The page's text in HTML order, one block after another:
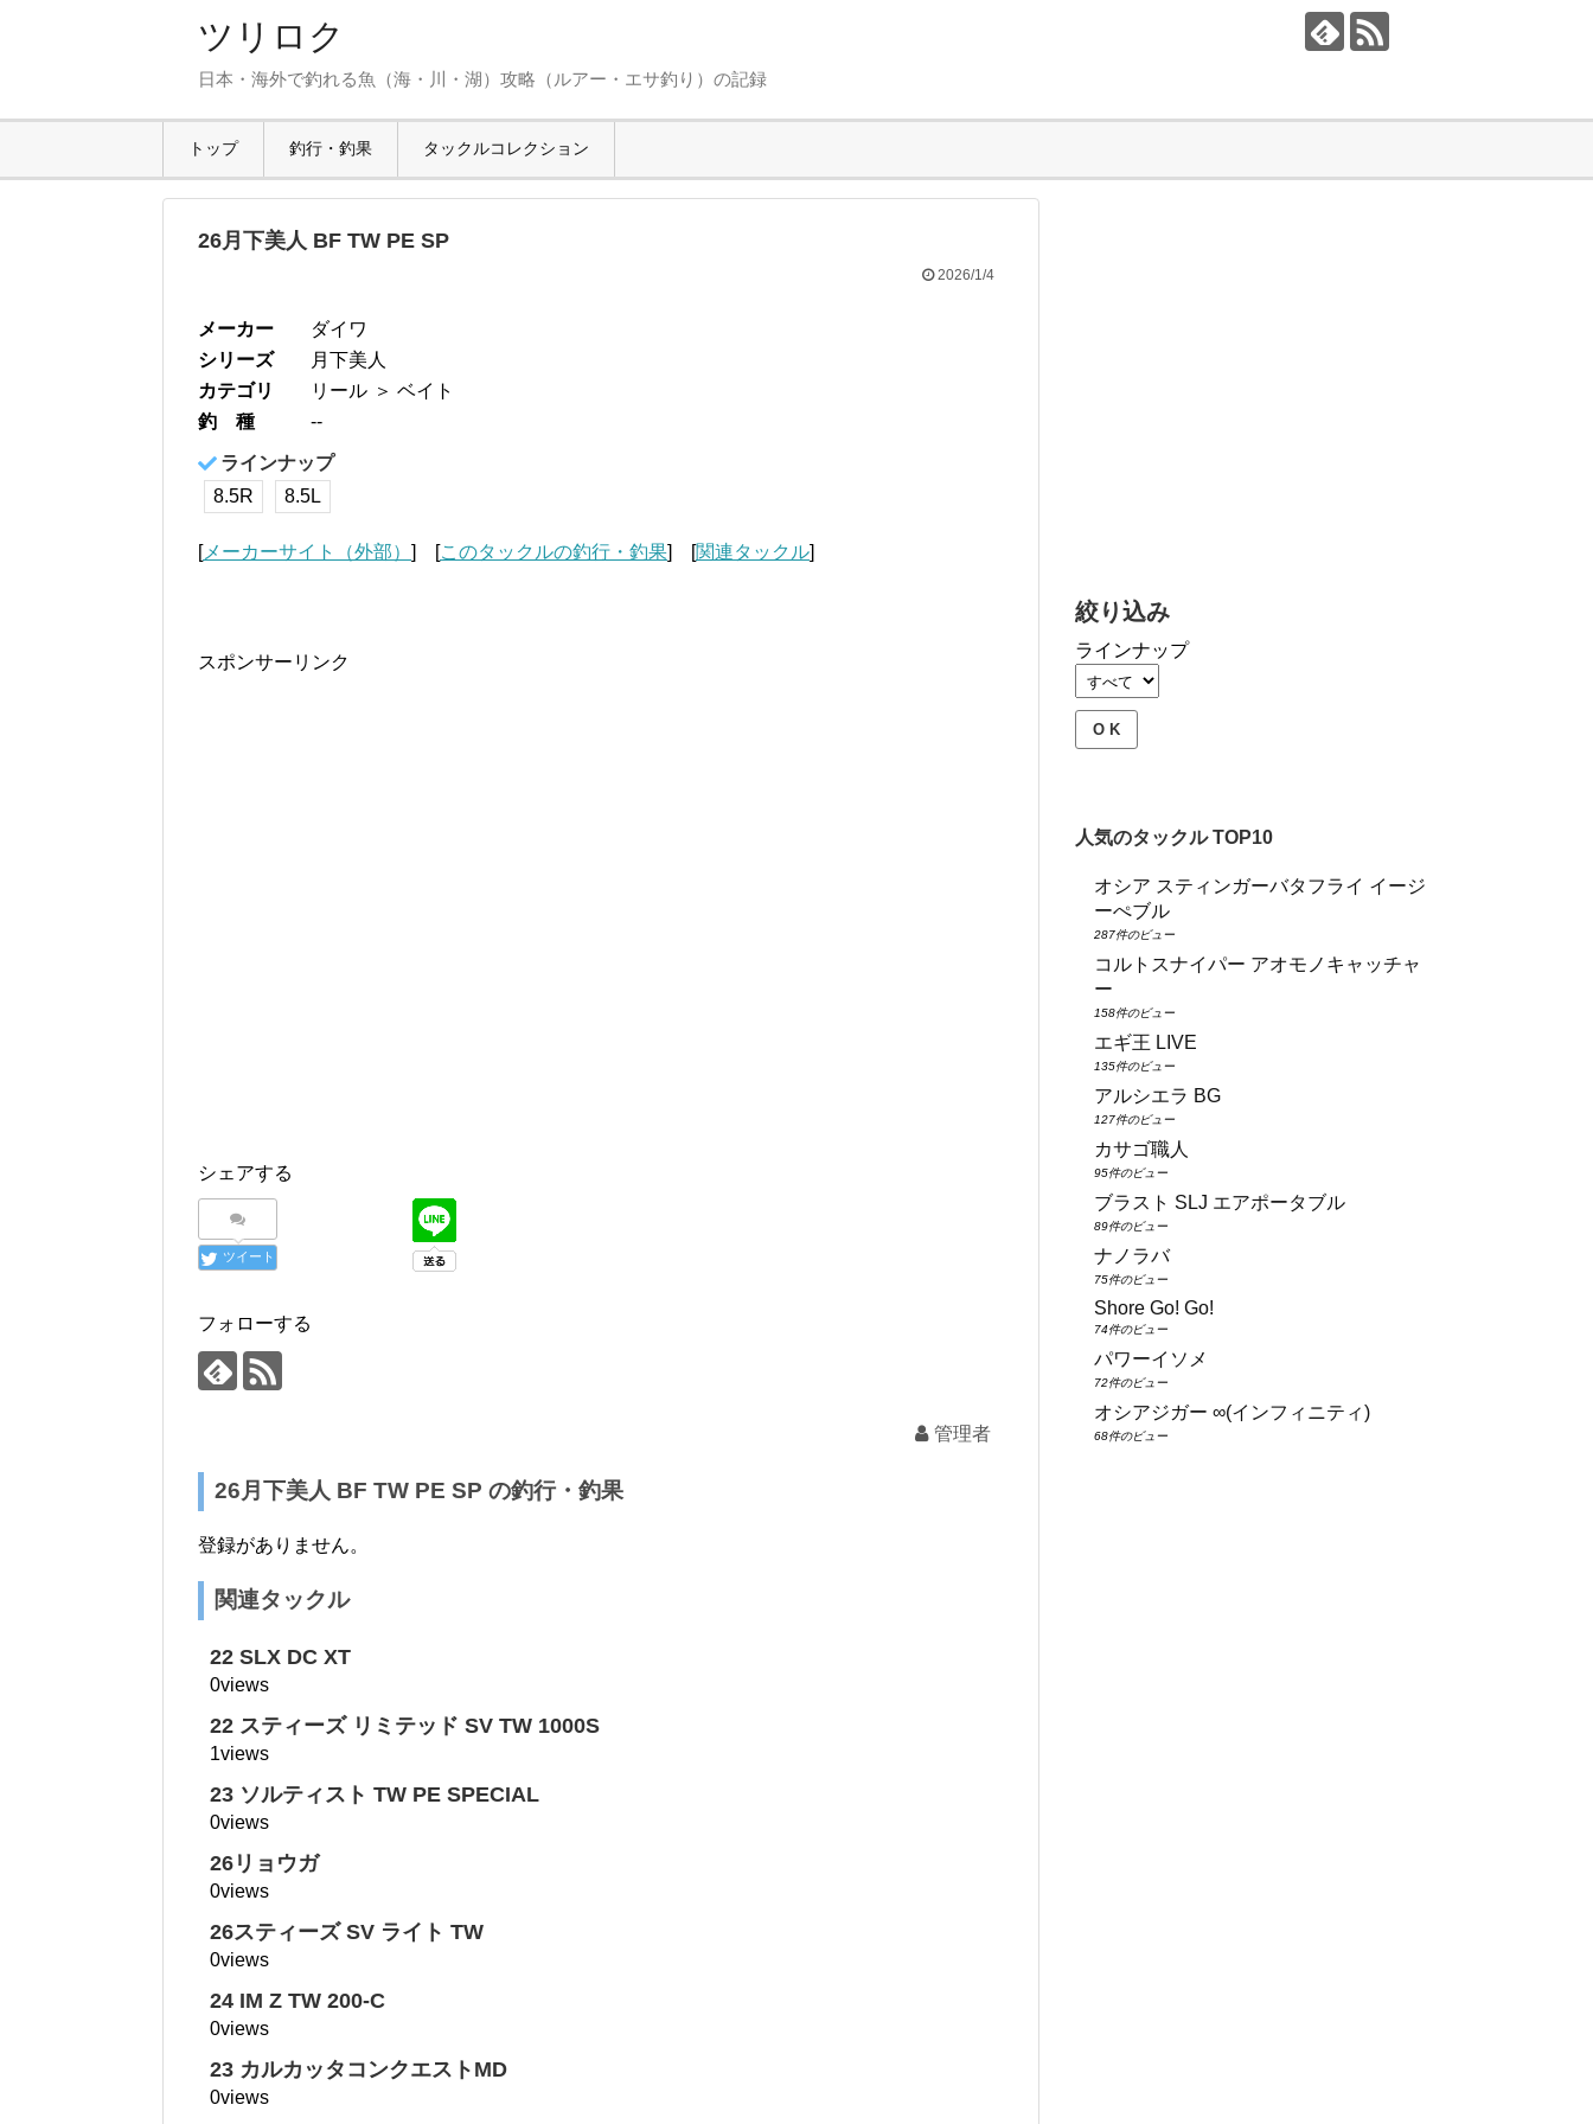
ツリロク
日本・海外で釣れる魚（海・川・湖）攻略（ルアー・エサ釣り）の記録
トップ 釣行・釣果 タックルコレクション
26月下美人 BF TW PE SP
2026/1/4
メーカー
ダイワ
シリーズ
月下美人
カテゴリ
リール ＞ ベイト
釣 種
--
ラインナップ
8.5R
8.5L
[メーカーサイト（外部） ] [このタックルの釣行・釣果] [関連タックル]
スポンサーリンク
シェアする
ツイート
フォローする
管理者
26月下美人 BF TW PE SP の釣行・釣果
登録がありません。
関連タックル
22 SLX DC XT
0views
22 スティーズ リミテッド SV TW 1000S
1views
23 ソルティスト TW PE SPECIAL
0views
26リョウガ
0views
26スティーズ SV ライト TW
0views
24 IM Z TW 200-C
0views
23 カルカッタコンクエストMD
0views
絞り込み
ラインナップ
O K
人気のタックル TOP10
オシア スティンガーバタフライ イージ
ーぺブル
287件のビュー
コルトスナイパー アオモノキャッチャ
ー
158件のビュー
エギ王 LIVE
135件のビュー
アルシエラ BG
127件のビュー
カサゴ職人
95件のビュー
ブラスト SLJ エアポータブル
89件のビュー
ナノラバ
75件のビュー
Shore Go! Go!
74件のビュー
パワーイソメ
72件のビュー
オシアジガー ∞(インフィニティ)
68件のビュー